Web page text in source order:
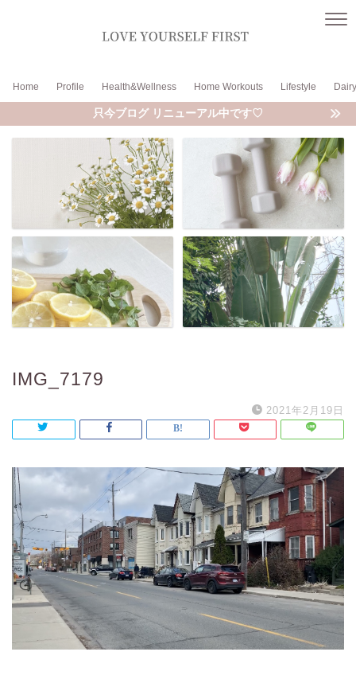
Home Profile Health&Wellness Home Workouts Lifestyle Dairy
只今ブログ リニューアル中です♡
IMG_7179
2021年2月19日